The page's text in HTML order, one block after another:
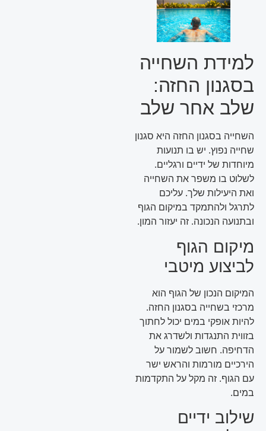
למידת השחייה
בסגנון החזה:
שלב אחר שלב
השחייה בסגנון החזה היא סגנון
שחייה נפוץ. יש בו תנועות
מיוחדות של ידיים ורגליים.
לשלוט בו משפר את השחייה
ואת היעילות שלך. עליכם
לתרגל ולהתמקד במיקום הגוף
ובתנועה הנכונה. זה יעזור המון.
מיקום הגוף
לביצוע מיטבי
המיקום הנכון של הגוף הוא
מרכזי בשחייה בסגנון החזה.
להיות אופקי במים יכול לחתוך
בזווית התנגדות ולשדרג את
הדחיפה. חשוב לשמור על
הירכיים מורמות והראש ישר
עם הגוף. זה מקל על התקדמות
במים.
שילוב ידיים